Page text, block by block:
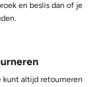
en beslis dan of je
kunt altijd retourneren